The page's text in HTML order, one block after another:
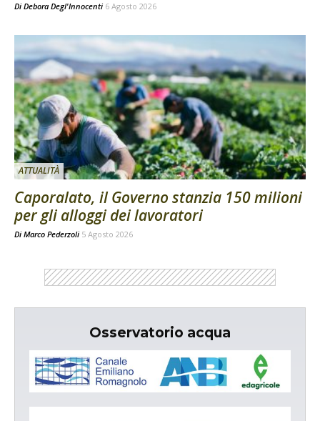
Di Debora Degl'Innocenti 6 Agosto 2026
ATTUALITÀ
Caporalato, il Governo stanzia 150 milioni
per gli alloggi dei lavoratori
Di Marco Pederzoli 5 Agosto 2026
Osservatorio acqua